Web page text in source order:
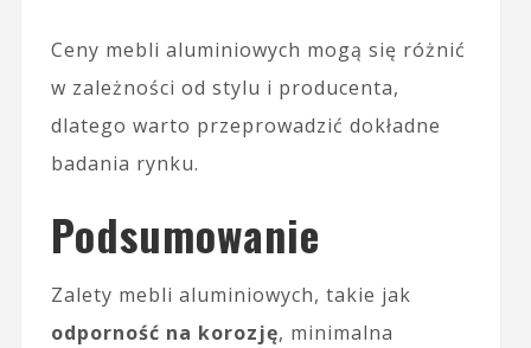
Ceny mebli aluminiowych mogą się różnić
w zależności od stylu i producenta,
dlatego warto przeprowadzić dokładne
badania rynku.
Podsumowanie
Zalety mebli aluminiowych, takie jak
odporność na korozję, minimalna